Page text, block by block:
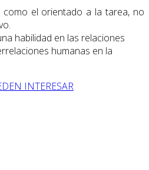
como el orientado a la tarea, no
habilidad en las relaciones
humanas en la
INTERESAR